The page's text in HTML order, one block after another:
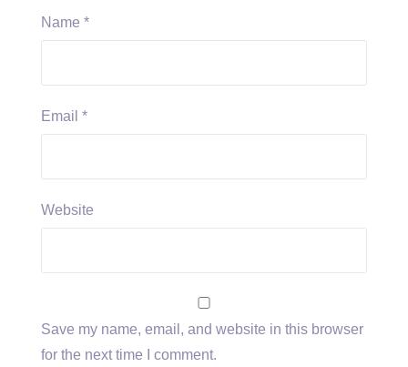
Name *
Email *
Website
Save my name, email, and website in this browser
for the next time I comment.